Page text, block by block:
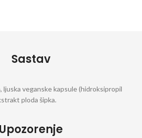
Sastav
ljuska veganske kapsule (hidroksipropil
ploda šipka.
Upozorenje